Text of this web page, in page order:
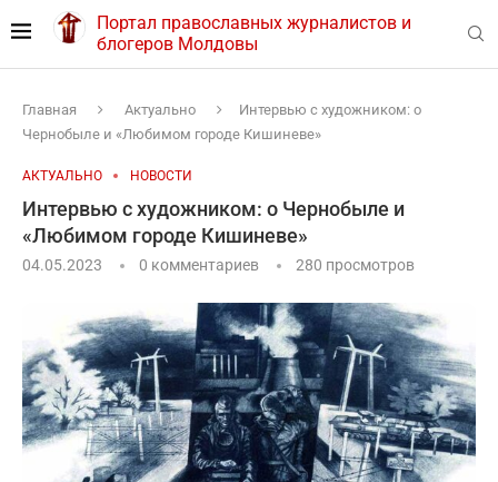
Портал православных журналистов и
блогеров Молдовы
Главная Актуально
Интервью с художником: о
Чернобыле и «Любимом городе Кишиневе»
АКТУАЛЬНО НОВОСТИ
Интервью с художником: о Чернобыле и
«Любимом городе Кишиневе»
04.05.2023 0 комментариев 280 просмотров